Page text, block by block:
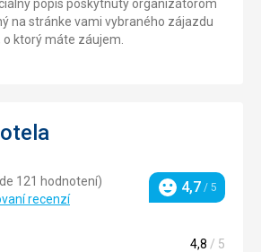
popis poskytnutý organizátorom
na stránke vami vybraného zájazdu
ktorý máte záujem.
121 hodnotení)
recenzí
Hodnotenie
4,7 / 5
4,8 / 5